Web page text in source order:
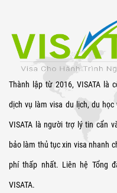
Thành lập từ 2016, VISATA là
dịch vụ làm visa du lịch, du
VISATA là người trợ lý tin cẩn
bảo làm thủ tục xin visa nhanh
phí thấp nhất. Liên hệ Tổng
VISATA.